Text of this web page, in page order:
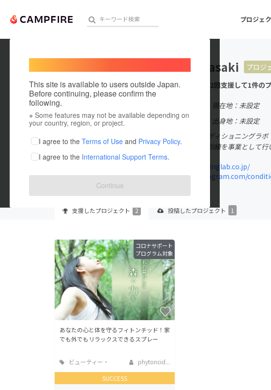
プロジェ
人気のプロジェクト 注目のリターン 注
アート・写真 音楽
テクノロジー・ガジェット
ゲーム・
映像・映画
ビジネス・起業
チャレンジ
まちづくり・地域活性化
This site is available to users outside Japan.
Before continuing, please confirm the
following.
※ Some features may not be available depending on
your country, region, or project.
I agree to the Terms of Use and Privacy Policy.
I agree to the International Support Terms.
Continue
AyukaSasaki
プロジ
これまでに2回支援して1件の
現在地：未設定
出身国：日本
出身地：未設定
NPO法人コンディショニングラ
ニングや機能訓練を事業として行
conditioninglab.co.jp/
www.instagram.com/
支援したプロジェクト 2 投稿したプロジェクト 1
コロナサポート
プログラム対象
あなたの心と体を守るフィトンチッド！家
でも外でもリラックスできるスプレー
ビューティー・
ヘルスケア
phytoncid...
SUCCESS